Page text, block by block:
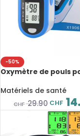
-50%
Oxymètre de pouls
affichage LCD
Matériels de santé
CHF29.90 CHF